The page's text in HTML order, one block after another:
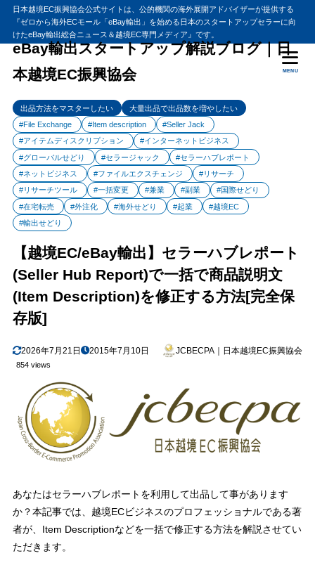
日本越境EC振興協会公式サイトは、公的機関の海外展開アドバイザーが提供する
『ゼロから海外ECモール「eBay輸出」を始める日本のスタートアップセラーに向
けたeBay輸出総合ニュース＆越境EC専門メディア』です。
eBay輸出スタートアップ解説ブログ｜日
本越境EC振興協会
MENU
出品方法をマスターしたい
大量出品で出品数を増やしたい
#File Exchange
#Item description
#Seller Jack
#アイテムディスクリプション
#インターネットビジネス
#グローバルせどり
#セラージャック
#セラーハブレポート
#ネットビジネス
#ファイルエクスチェンジ
#リサーチ
#リサーチツール
#一括変更 #兼業 #副業
#国際せどり
#在宅転売
#外注化 #海外せどり #起業
#越境EC
#輸出せどり
【越境EC/eBay輸出】セラーハブレポート
(Seller Hub Report)で一括で商品説明文
(Item Description)を修正する方法[完全保
存版]
2026年7月21日 2015年7月10日 JCBECPA｜日本越境EC振興協会
854 views
あなたはセラーハブレポートを利用して出品して事があります
か？本記事では、越境ECビジネスのプロフェッショナルである著
者が、Item Descriptionなどを一括で修正する方法を解説させてい
ただきます。
目次
1 【eBay輸出】セラーハブレポート(Seller Hub Report)で一括で商
1.1 セラーハブレポートを活用して一括変更する方法Ⅰ動画解説
1.2 CSVダウンロード
1.2.1 セラーハブレポートからCSVダウンロードできる項目
1.3 一括変更する時のReviseデータ項目
2 一括変更する場合
2.1 商品説明を一括変更する場合
2.2 修正したい商品情報をCSVに入力します。
まとめ